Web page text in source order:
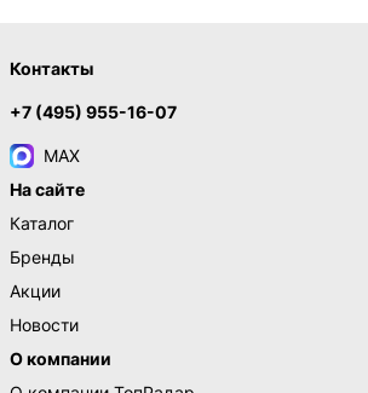
Контакты
+7 (495) 955-16-07
MAX
На сайте
Каталог
Бренды
Акции
Новости
О компании